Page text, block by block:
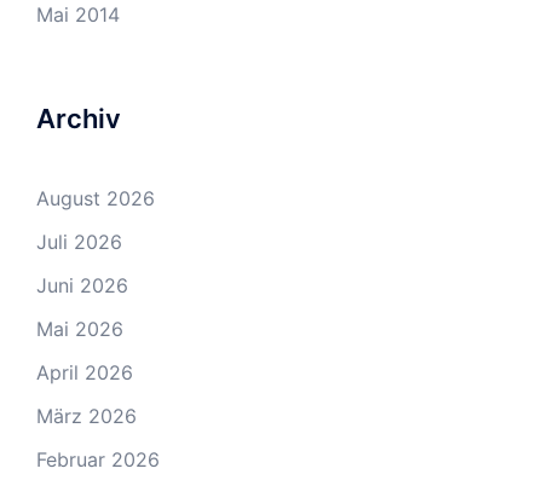
Mai 2014
Archiv
August 2026
Juli 2026
Juni 2026
Mai 2026
April 2026
März 2026
Februar 2026